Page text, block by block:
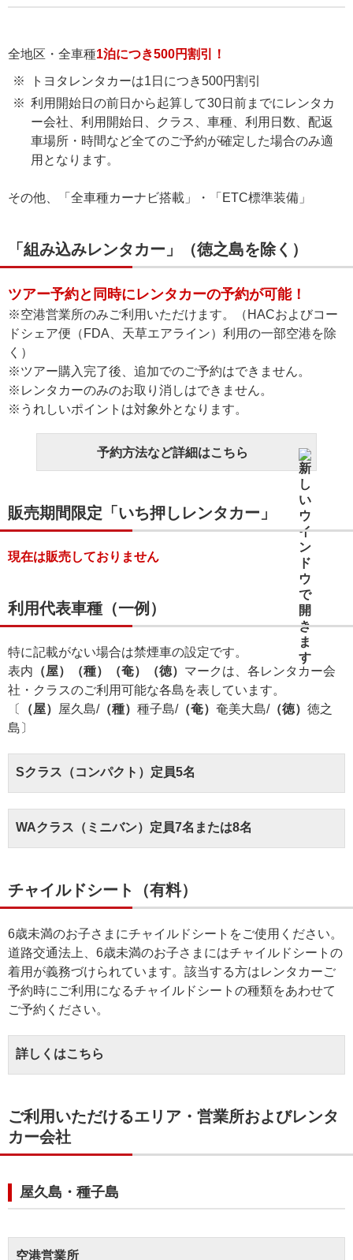
全地区・全車種1泊につき500円割引！
トヨタレンタカーは1日につき500円割引
利用開始日の前日から起算して30日前までにレンタカ
ー会社、利用開始日、クラス、車種、利用日数、配返
車場所・時間など全てのご予約が確定した場合のみ適
用となります。
その他、「全車種カーナビ搭載」・「ETC標準装備」
「組み込みレンタカー」（徳之島を除く）
ツアー予約と同時にレンタカーの予約が可能！
※空港営業所のみご利用いただけます。（HACおよびコー
ドシェア便（FDA、天草エアライン）利用の一部空港を除
く）
※ツアー購入完了後、追加でのご予約はできません。
※レンタカーのみのお取り消しはできません。
※うれしいポイントは対象外となります。
予約方法など詳細はこちら
販売期間限定「いち押しレンタカー」
現在は販売しておりません
利用代表車種（一例）
特に記載がない場合は禁煙車の設定です。
表内 （屋）（種）（奄）（徳） マークは、各レンタカー会
社・クラスのご利用可能な各島を表しています。
〔
（屋） 屋久島/（種） 種子島/（奄） 奄美大島/（徳） 徳之
島〕
Sクラス（コンパクト）定員5名
WAクラス（ミニバン）定員7名または8名
チャイルドシート（有料）
6歳未満のお子さまにチャイルドシートをご使用ください。
道路交通法上、6歳未満のお子さまにはチャイルドシートの
着用が義務づけられています。該当する方はレンタカーご
予約時にご利用になるチャイルドシートの種類をあわせて
ご予約ください。
詳しくはこちら
ご利用いただけるエリア・営業所およびレンタ
カー会社
屋久島・種子島
空港営業所